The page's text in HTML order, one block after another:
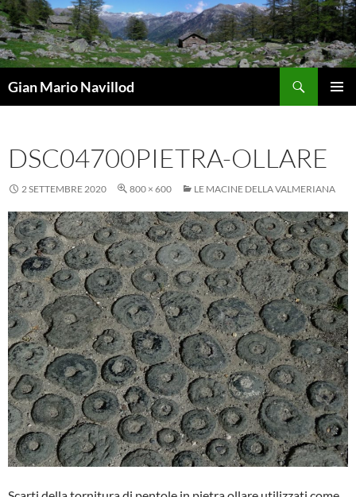
Vai
al
contenuto
Gian Mario Navillod
DSC04700PIETRA-OLLARE
2 SETTEMBRE 2020 800 × 600 LE MACINE DELLA VALMERIANA